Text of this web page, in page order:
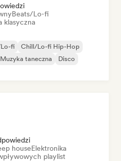
Beats/Lo-fi
klasyczna
fi
Chill/Lo-fi Hip-Hop
Muzyka taneczna
Disco
houseElektronika
playlist